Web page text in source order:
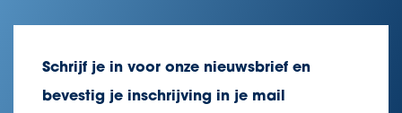
Schrijf je in voor onze nieuwsbrief en
bevestig je inschrijving in je mail